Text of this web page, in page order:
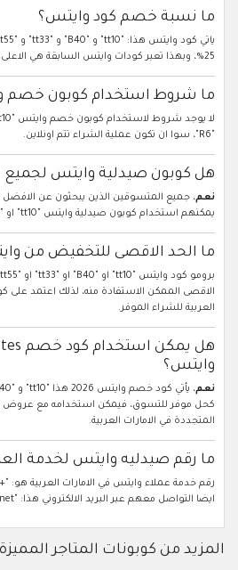
ما نسبة خصم كود وايتس؟
25%، وبهذا تعبر كودات وايتس السابقة هي الاعلى من ناحية نسبة التخفيض.
ما شروط استخدام كوبون خصم
"R6"، سوا ان تكون عملية الشراء تتم اونلاين.
هل كوبون صيدلية وايتس لجميع
نعم، جميع المتسوقين الذين يبحثون عن الافضل
يمكنهم استخدام كوبون صيدلية وايتس "tt10" او "B40" او "tt33" او "tt55" او "R6".
ما الحد الاقصى للتخفيض من
الاقصى الممكن الاستفادة منه، لذلك اعتمد على
العربية للشراء الموفر.
وايتس؟
نعم
كحل موفر للتسوق، فيمكن استخدامه مع عروض
المتجددة في الامارات العربية.
ما رقم صيدليه وايتس لخدمة
ايضا التواصل معهم عبر البريد الالكتروني هذا: "online@whites.net".
المزيد من كوبونات المتاجر